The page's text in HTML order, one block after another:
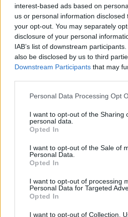
interest-based ads based on
us or personal information
your opt-out. You may separately
disclosure of your personal
IAB’s list of downstream
also be disclosed by us to third
Downstream Participants that may
Personal Data Processing Opt
I want to opt-out of the Sharing
personal data.
Opted In
I want to opt-out of the Sale of
Personal Data.
Opted In
I want to opt-out of processing
Personal Data for Targeted
Opted In
I want to opt-out of Collection,
– rozhodnutí o vhodné lokalitě
sportovní haly.
Některé aktivity se uváděli do
ještě před schválením plánu
renovaci plácků Na Cvičně a Na
Na hřišti to žije, poslali jsme
uspořádali sportovní konferenci,
třídách, řešíme majetkoprávní
Brožíková, místostarostka města.